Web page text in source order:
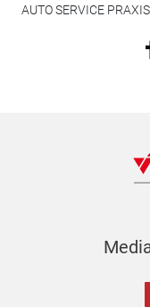
AUTO SERVICE